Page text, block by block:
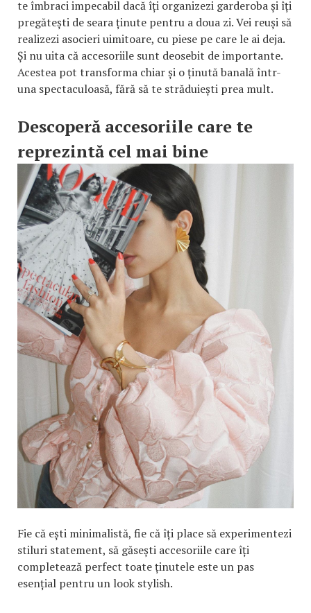
te îmbraci impecabil dacă îți organizezi garderoba și îți
pregătești de seara ținute pentru a doua zi. Vei reuși să
realizezi asocieri uimitoare, cu piese pe care le ai deja.
Și nu uita că accesoriile sunt deosebit de importante.
Acestea pot transforma chiar și o ținută banală într-
una spectaculoasă, fără să te străduiești prea mult.
Descoperă accesoriile care te
reprezintă cel mai bine
Fie că ești minimalistă, fie că îți place să experimentezi
stiluri statement, să găsești accesoriile care îți
completează perfect toate ținutele este un pas
esențial pentru un look stylish.